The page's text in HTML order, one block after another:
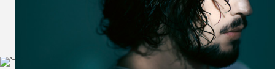
SECHS
MONOLOGE
AUS
JEDERMANN